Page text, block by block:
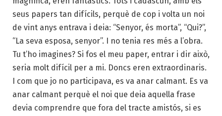
seus papers tan difícils, perquè de cop i volta un noi
de vint anys entrava i deia: “Senyor, és morta”, “Qui?”,
“La seva esposa, senyor”. I no tenia res més a l’obra.
Tu t’ho imagines? Si fos el meu paper, entrar i dir això,
seria molt difícil per a mi. Doncs eren extraordinaris.
I com que jo no participava, es va anar calmant. Es va
anar calmant perquè el noi que deia aquella frase
devia comprendre que fora del tracte amistós, si es